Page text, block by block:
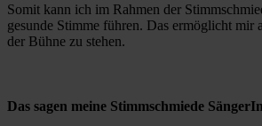
Somit kann ich im Rahmen der
gesunde Stimme führen. Das ermöglicht mir
der Bühne zu stehen.
Das sagen meine Stimmschmiede